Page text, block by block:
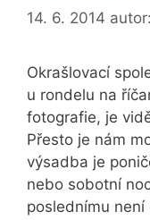
14. 6. 2014 autor:
Okrašlovací
u rondelu na
fotografie, je
Přesto je nám
výsadba je
nebo sobotní
poslednímu